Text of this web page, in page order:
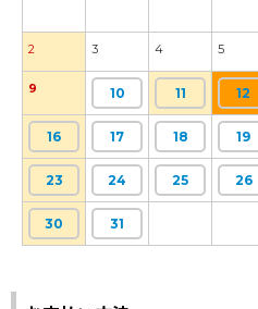
2 3 4 5
9 10 11 12
16 17 18 19
23 24 25 26
30 31